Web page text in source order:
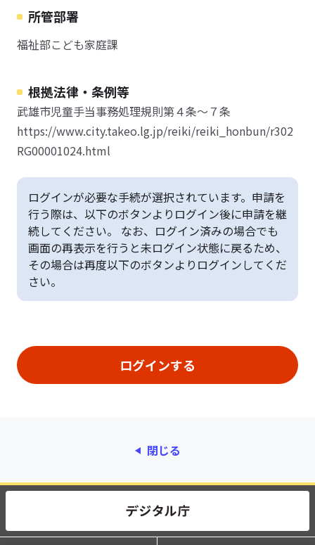
所管部署
福祉部こども家庭課
根拠法律・条例等
武雄市児童手当事務処理規則第４条～７条
https://www.city.takeo.lg.jp/reiki/reiki_honbun/r302
RG00001024.html
ログインが必要な手続が選択されています。申請を
行う際は、以下のボタンよりログイン後に申請を継
続してください。 なお、ログイン済みの場合でも
画面の再表示を行うと未ログイン状態に戻るため、
その場合は再度以下のボタンよりログインしてくだ
さい。
閉じる